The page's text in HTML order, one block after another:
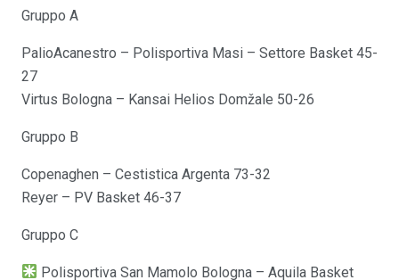
Gruppo A
PalioAcanestro – Polisportiva Masi – Settore Basket 45-
27
Virtus Bologna – Kansai Helios Domžale 50-26
Gruppo B
Copenaghen – Cestistica Argenta 73-32
Reyer – PV Basket 46-37
Gruppo C
Polisportiva San Mamolo Bologna – Aquila Basket